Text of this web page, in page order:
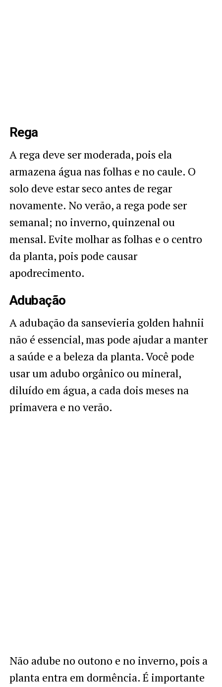
Rega
A rega deve ser moderada, pois ela
armazena água nas folhas e no caule. O
solo deve estar seco antes de regar
novamente. No verão, a rega pode ser
semanal; no inverno, quinzenal ou
mensal. Evite molhar as folhas e o centro
da planta, pois pode causar
apodrecimento.
Adubação
A adubação da sansevieria golden hahnii
não é essencial, mas pode ajudar a manter
a saúde e a beleza da planta. Você pode
usar um adubo orgânico ou mineral,
diluído em água, a cada dois meses na
primavera e no verão.
Não adube no outono e no inverno, pois a
planta entra em dormência. É importante